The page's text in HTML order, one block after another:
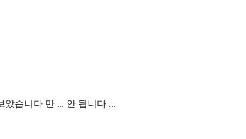
습니다 만 ... 안 됩니다 ...